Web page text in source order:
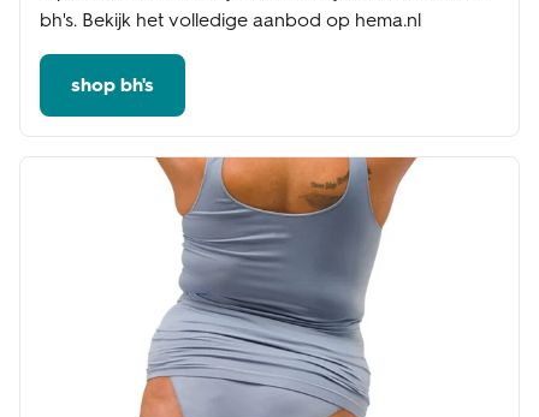
bh's. Bekijk het volledige aanbod op hema.nl
shop bh's